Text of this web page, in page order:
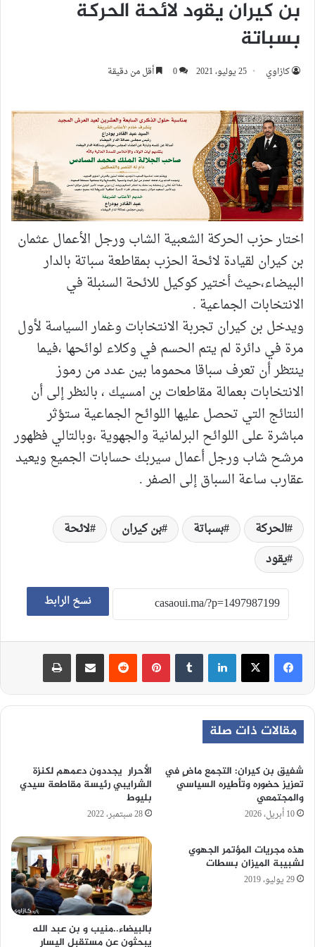
بن كيران يقود لائحة الحركة
بسباتة
كازاوي 25 يوليو، 2021 0 أقل من دقيقة
اختار حزب الحركة الشعبية الشاب ورجل الأعمال عثمان
بن كيران لقيادة لائحة الحزب بمقاطعة سباتة بالدار
البيضاء،حيث أختير كوكيل للائحة السنبلة في
الانتخابات الجماعية .
ويدخل بن كيران تجربة الانتخابات وغمار السياسة لأول
مرة في دائرة لم يتم الحسم في وكلاء لوائحها ،فيما
ينتظر أن تعرف سباقا محموما بين عدد من رموز
الانتخابات بعمالة مقاطعات بن امسيك ، بالنظر إلى أن
النتائج التي تحصل عليها اللوائح الجماعية ستؤثر
مباشرة على اللوائح البرلمانية والجهوية ،وبالتالي فظهور
مرشح شاب ورجل أعمال سيربك حسابات الجميع ويعيد
عقارب ساعة السباق إلى الصفر .
الحركة بسباتة بن كيران
لائحة
يقود
نسخ الرابط
لينكدإن بينتيريست
مقالات ذات صلة
شفيق بن كيران: التجمع ماضٍ في
تعزيز حضوره وتأطيره السياسي
والمجتمعي
10 أبريل، 2026
الأحرار يجددون دعمهم لكنزة
الشرايبي رئيسة مقاطعة سيدي
بليوط
28 سبتمبر، 2022
هذه مجريات المؤتمر الجهوي
لشبيبة الميزان بسطات
29 يوليو، 2019
بالبيضاء..منيب و بن عبد الله
يبحثون عن مستقبل اليسار